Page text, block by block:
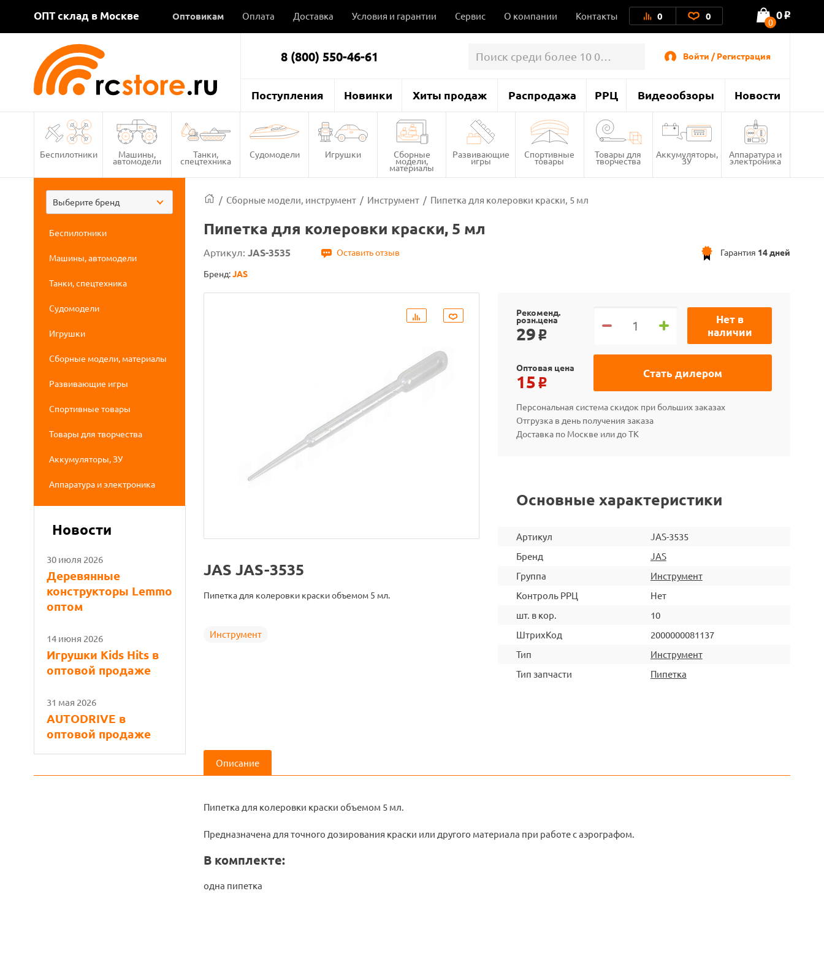
ОПТ склад в Москве Оптовикам Оплата Доставка Условия и гарантии Сервис О компании Контакты 0 0 0
0 o
8 (800) 550-46-61 Войти / Регистрация
Поступления Новинки Хиты продаж Распродажа РРЦ Видеообзоры Новости
Беспилотники Машины,
автомодели
Танки,
спецтехника
Судомодели Игрушки Сборные
модели,
материалы
Развивающие
игры
Спортивные
товары
Товары для
творчества
Аккумуляторы,
ЗУ
Аппаратура и
электроника
Выберите бренд
Беспилотники
Машины, автомодели
Танки, спецтехника
Судомодели
Игрушки
Сборные модели, материалы
Развивающие игры
Спортивные товары
Товары для творчества
Аккумуляторы, ЗУ
Аппаратура и электроника
Новости
30 июля 2026
Деревянные
конструкторы Lemmo
оптом
14 июня 2026
Игрушки Kids Hits в
оптовой продаже
31 мая 2026
AUTODRIVE в
оптовой продаже
/ Сборные модели, инструмент / Инструмент / Пипетка для колеровки краски, 5 мл
Пипетка для колеровки краски, 5 мл
Артикул: JAS-3535 Оставить отзыв Гарантия 14 дней
Бренд:JAS
JAS JAS-3535
Пипетка для колеровки краски объемом 5 мл.
Инструмент
Рекоменд.
розн.цена
29 o
Нет в
наличии
Стать дилером
Оптовая цена
15 o
Персональная система скидок при больших заказах
Отгрузка в день получения заказа
Доставка по Москве или до ТК
Основные характеристики
Артикул
JAS-3535
Бренд
JAS
Группа
Инструмент
Контроль РРЦ
Нет
шт. в кор.
10
ШтрихКод
2000000081137
Тип
Инструмент
Тип запчасти
Пипетка
Описание
Пипетка для колеровки краски объемом 5 мл.
Предназначена для точного дозирования краски или другого материала при работе с аэрографом.
В комплекте:
одна пипетка